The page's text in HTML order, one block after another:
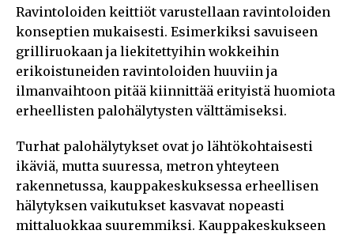
Ravintoloiden keittiöt varustellaan ravintoloiden
konseptien mukaisesti. Esimerkiksi savuiseen
grilliruokaan ja liekitettyihin wokkeihin
erikoistuneiden ravintoloiden huuviin ja
ilmanvaihtoon pitää kiinnittää erityistä huomiota
erheellisten palohälytysten välttämiseksi.
Turhat palohälytykset ovat jo lähtökohtaisesti
ikäviä, mutta suuressa, metron yhteyteen
rakennetussa, kauppakeskuksessa erheellisen
hälytyksen vaikutukset kasvavat nopeasti
mittaluokkaa suuremmiksi. Kauppakeskukseen